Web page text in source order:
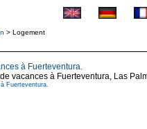
> Logement
à Fuerteventura.
vacances à Fuerteventura, Las
Fuerteventura.